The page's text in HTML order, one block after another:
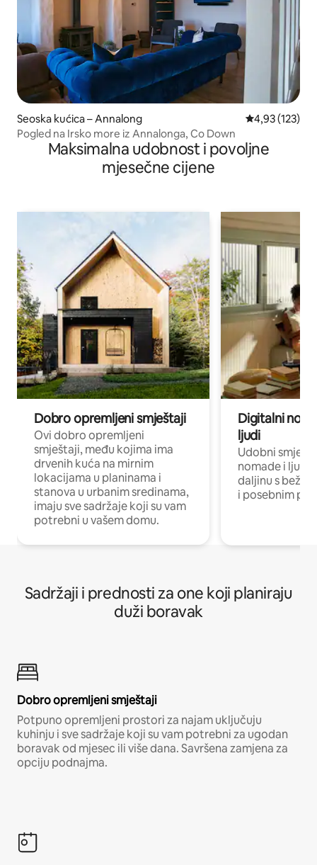
Seoska kućica – Annalong Prosječna
4,93 (123)
Pogled na Irsko more iz Annalonga, Co Down
Maksimalna udobnost i povoljne
mjesečne cijene
Dobro opremljeni smještaji
Ovi dobro opremljeni
smještaji, među kojima ima
drvenih kuća na mirnim
lokacijama u planinama i
stanova u urbanim sredinama,
imaju sve sadržaje koji su vam
potrebni u vašem domu.
Digitalni
ljudi
Udobni
nomade i ljude
daljinu s
i posebnim
Sadržaji i prednosti za one koji planiraju
duži boravak
Dobro opremljeni smještaji
Potpuno opremljeni prostori za najam uključuju
kuhinju i sve sadržaje koji su vam potrebni za ugodan
boravak od mjesec ili više dana. Savršena zamjena za
opciju podnajma.